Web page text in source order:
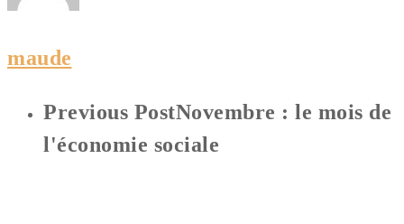
maude
Previous PostNovembre : le mois de
l'économie sociale